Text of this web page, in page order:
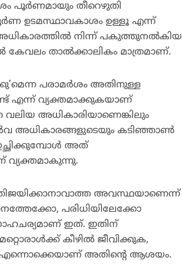
പൂര്‍ണമായും തീറെഴുതി
ഉടമസ്ഥാവകാശം ഉള്ളൂ എന്ന്
നിന്ന് പകുത്തുനല്‍കിയ
താല്‍ക്കാലികം മാത്രമാണ്.
പരാമര്‍ശം അതിനുള്ള
എന്ന് വ്യക്തമാക്കുകയാണ്
വലിയ അധികാരിയാണെങ്കിലും
അധികാരങ്ങളുടെയും കടിഞ്ഞാണ്‍
അത്
വ്യക്തമാകുന്നു.
അവസ്ഥയാണെന്ന്
പരിധിയിലേക്കോ
ഇത്. ഇതിന്
കീഴില്‍ ജീവിക്കുക,
എന്നൊക്കെയാണ് അതിന്റെ ആശയം.